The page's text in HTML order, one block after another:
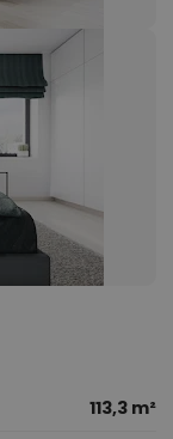
113,3 m²